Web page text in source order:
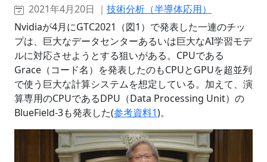
2021年4月20日 ｜ 技術分析（半導体応用）
Nvidiaが4月にGTC2021（図1）で発表した一連のチッ
プは、巨大なデータセンターあるいは巨大なAI学習モデ
ルに対応させようとする狙いがある。CPUである
Grace（コード名）を発表したのもCPUとGPUを超並列
で使う巨大な計算システムを想定している。加えて、演
算専用のCPUであるDPU（Data Processing Unit）の
BlueField-3も発表した(参考資料1)。